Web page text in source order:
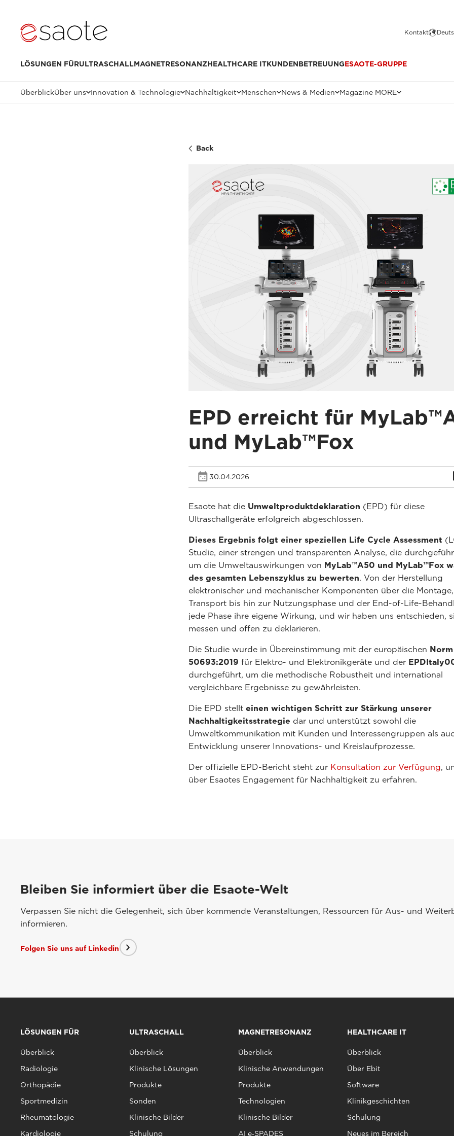
Kontakt
LÖSUNGEN FÜRULTRASCHALLMAGNETRESONANZHEALTHCARE ITKUNDENBETREUUNGESAOTE-GRUPPE
ÜberblickÜber uns Innovation & Technologie Nachhaltigkeit Menschen News & Medien Magazine MORE
Back
EPD erreicht für
und MyLab™Fox
30.04.2026
Esaote hat die Umweltproduktdeklaration (EPD) für diese
Ultraschallgeräte erfolgreich abgeschlossen.
Dieses Ergebnis folgt einer speziellen Life Cycle Assessment
Studie, einer strengen und transparenten Analyse, die
um die Umweltauswirkungen von MyLab™A50 und MyLab™Fox
des gesamten Lebenszyklus zu bewerten. Von der Herstellung
elektronischer und mechanischer Komponenten über die
Transport bis hin zur Nutzungsphase und der End-of-Life-
jede Phase ihre eigene Wirkung, und wir haben uns entschieden,
messen und offen zu deklarieren.
Die Studie wurde in Übereinstimmung mit der europäischen
50693:2019 für Elektro- und Elektronikgeräte und der
durchgeführt, um die methodische Robustheit und international
vergleichbare Ergebnisse zu gewährleisten.
Die EPD stellt einen wichtigen Schritt zur Stärkung unserer
Nachhaltigkeitsstrategie dar und unterstützt sowohl die
Umweltkommunikation mit Kunden und Interessengruppen als
Entwicklung unserer Innovations- und Kreislaufprozesse.
Der offizielle EPD-Bericht steht zur Konsultation zur Verfügung,
über Esaotes Engagement für Nachhaltigkeit zu erfahren.
Bleiben Sie informiert über die Esaote-Welt
Verpassen Sie nicht die Gelegenheit, sich über kommende Veranstaltungen, Ressourcen für Aus- und
informieren.
Folgen Sie uns auf Linkedin
LÖSUNGEN FÜR
Überblick
Radiologie
Orthopädie
Sportmedizin
Rheumatologie
Kardiologie
ULTRASCHALL
Überblick
Klinische Lösungen
Produkte
Sonden
Klinische Bilder
Schulung
MAGNETRESONANZ
Überblick
Klinische Anwendungen
Produkte
Technologien
Klinische Bilder
AI e‑SPADES
HEALTHCARE IT
Überblick
Über Ebit
Software
Klinikgeschichten
Schulung
Neues im Bereich